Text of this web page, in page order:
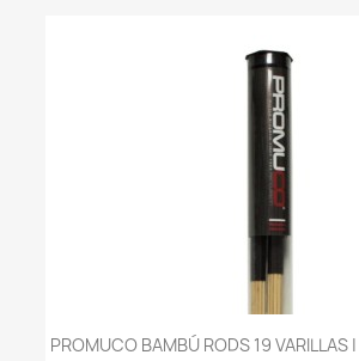
PROMUCO BAMBÚ RODS 19 VARILLAS